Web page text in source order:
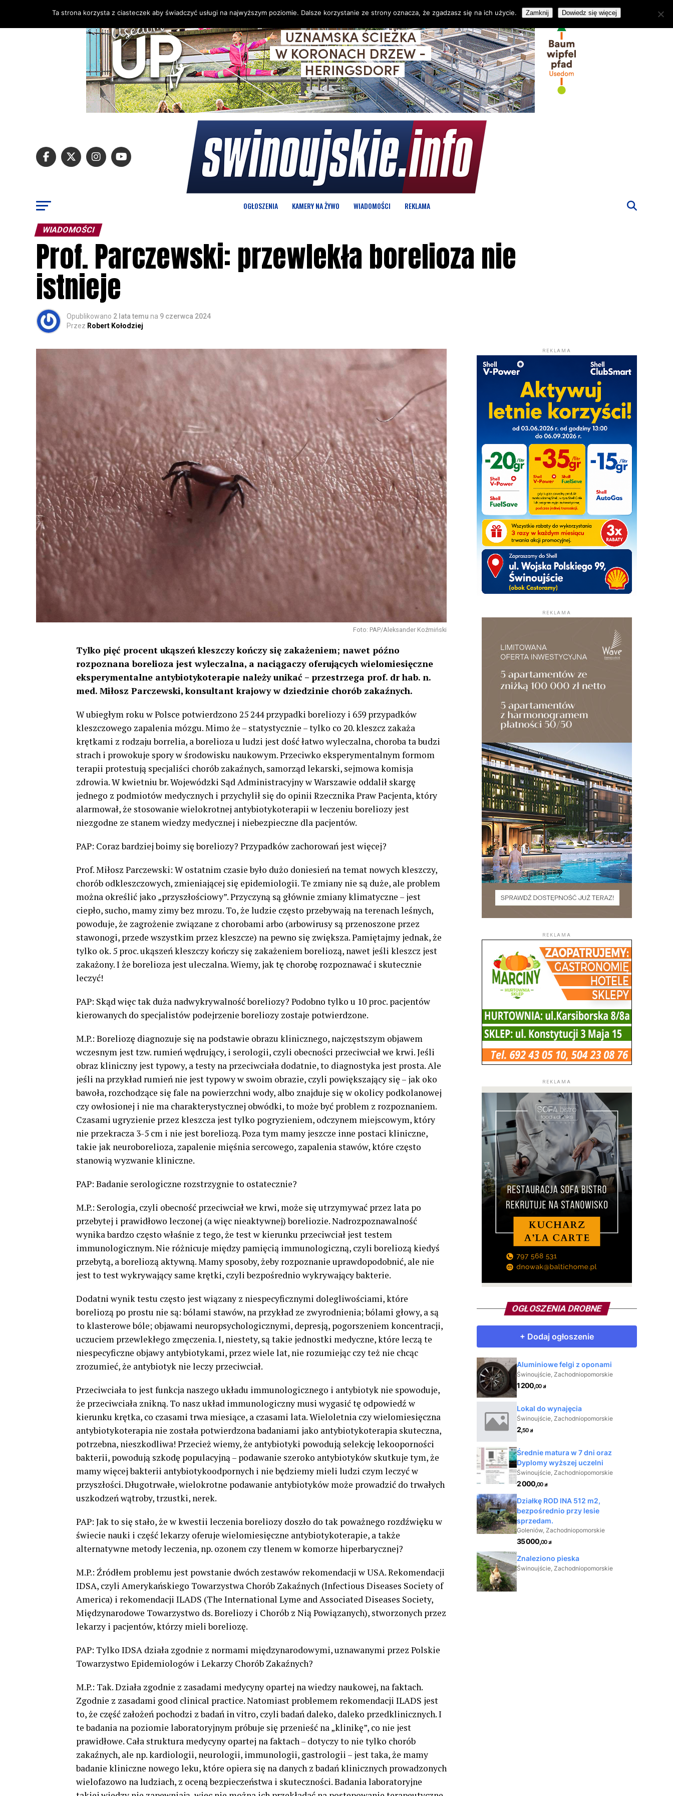
OGŁOSZENIA KAMERY NA ŻYWO WIADOMOŚCI REKLAMA
WIADOMOŚCI
Prof. Parczewski: przewlekła borelioza nie
istnieje
Opublikowano 2 lata temu na 9 czerwca 2024
Przez Robert Kołodziej
Foto: PAP/Aleksander Koźmiński
Tylko pięć procent ukąszeń kleszczy kończy się zakażeniem; nawet późno
rozpoznana borelioza jest wyleczalna, a naciągaczy oferujących wielomiesięczne
eksperymentalne antybiotykoterapie należy unikać – przestrzega prof. dr hab. n.
med. Miłosz Parczewski, konsultant krajowy w dziedzinie chorób zakaźnych.
W ubiegłym roku w Polsce potwierdzono 25 244 przypadki boreliozy i 659 przypadków
kleszczowego zapalenia mózgu. Mimo że – statystycznie – tylko co 20. kleszcz zakaża
krętkami z rodzaju borrelia, a borelioza u ludzi jest dość łatwo wyleczalna, choroba ta budzi
strach i prowokuje spory w środowisku naukowym. Przeciwko eksperymentalnym formom
terapii protestują specjaliści chorób zakaźnych, samorząd lekarski, sejmowa komisja
zdrowia. W kwietniu br. Wojewódzki Sąd Administracyjny w Warszawie oddalił skargę
jednego z podmiotów medycznych i przychylił się do opinii Rzecznika Praw Pacjenta, który
alarmował, że stosowanie wielokrotnej antybiotykoterapii w leczeniu boreliozy jest
niezgodne ze stanem wiedzy medycznej i niebezpieczne dla pacjentów.
PAP: Coraz bardziej boimy się boreliozy? Przypadków zachorowań jest więcej?
Prof. Miłosz Parczewski: W ostatnim czasie było dużo doniesień na temat nowych kleszczy,
chorób odkleszczowych, zmieniającej się epidemiologii. Te zmiany nie są duże, ale problem
można określić jako „przyszłościowy”. Przyczyną są głównie zmiany klimatyczne – jest
ciepło, sucho, mamy zimy bez mrozu. To, że ludzie często przebywają na terenach leśnych,
powoduje, że zagrożenie związane z chorobami arbo (arbowirusy są przenoszone przez
stawonogi, przede wszystkim przez kleszcze) na pewno się zwiększa. Pamiętajmy jednak, że
tylko ok. 5 proc. ukąszeń kleszczy kończy się zakażeniem boreliozą, nawet jeśli kleszcz jest
zakażony. I że borelioza jest uleczalna. Wiemy, jak tę chorobę rozpoznawać i skutecznie
leczyć!
PAP: Skąd więc tak duża nadwykrywalność boreliozy? Podobno tylko u 10 proc. pacjentów
kierowanych do specjalistów podejrzenie boreliozy zostaje potwierdzone.
M.P.: Boreliozę diagnozuje się na podstawie obrazu klinicznego, najczęstszym objawem
wczesnym jest tzw. rumień wędrujący, i serologii, czyli obecności przeciwciał we krwi. Jeśli
obraz kliniczny jest typowy, a testy na przeciwciała dodatnie, to diagnostyka jest prosta. Ale
jeśli na przykład rumień nie jest typowy w swoim obrazie, czyli powiększający się – jak oko
bawoła, rozchodzące się fale na powierzchni wody, albo znajduje się w okolicy podkolanowej
czy owłosionej i nie ma charakterystycznej obwódki, to może być problem z rozpoznaniem.
Czasami ugryzienie przez kleszcza jest tylko pogryzieniem, odczynem miejscowym, który
nie przekracza 3-5 cm i nie jest boreliozą. Poza tym mamy jeszcze inne postaci kliniczne,
takie jak neuroborelioza, zapalenie mięśnia sercowego, zapalenia stawów, które często
stanowią wyzwanie kliniczne.
PAP: Badanie serologiczne rozstrzygnie to ostatecznie?
M.P.: Serologia, czyli obecność przeciwciał we krwi, może się utrzymywać przez lata po
przebytej i prawidłowo leczonej (a więc nieaktywnej) boreliozie. Nadrozpoznawalność
wynika bardzo często właśnie z tego, że test w kierunku przeciwciał jest testem
immunologicznym. Nie różnicuje między pamięcią immunologiczną, czyli boreliozą kiedyś
przebytą, a boreliozą aktywną. Mamy sposoby, żeby rozpoznanie uprawdopodobnić, ale nie
jest to test wykrywający same krętki, czyli bezpośrednio wykrywający bakterie.
Dodatni wynik testu często jest wiązany z niespecyficznymi dolegliwościami, które
boreliozą po prostu nie są: bólami stawów, na przykład ze zwyrodnienia; bólami głowy, a są
to klasterowe bóle; objawami neuropsychologicznymi, depresją, pogorszeniem koncentracji,
uczuciem przewlekłego zmęczenia. I, niestety, są takie jednostki medyczne, które leczą te
niespecyficzne objawy antybiotykami, przez wiele lat, nie rozumiejąc czy też nie chcąc
zrozumieć, że antybiotyk nie leczy przeciwciał.
Przeciwciała to jest funkcja naszego układu immunologicznego i antybiotyk nie spowoduje,
że przeciwciała znikną. To nasz układ immunologiczny musi wygasić tę odpowiedź w
kierunku krętka, co czasami trwa miesiące, a czasami lata. Wieloletnia czy wielomiesięczna
antybiotykoterapia nie została potwierdzona badaniami jako antybiotykoterapia skuteczna,
potrzebna, nieszkodliwa! Przecież wiemy, że antybiotyki powodują selekcję lekooporności
bakterii, powodują szkodę populacyjną – podawanie szeroko antybiotyków skutkuje tym, że
mamy więcej bakterii antybiotykoodpornych i nie będziemy mieli ludzi czym leczyć w
przyszłości. Długotrwałe, wielokrotne podawanie antybiotyków może prowadzić do trwałych
uszkodzeń wątroby, trzustki, nerek.
PAP: Jak to się stało, że w kwestii leczenia boreliozy doszło do tak poważnego rozdźwięku w
świecie nauki i część lekarzy oferuje wielomiesięczne antybiotykoterapie, a także
alternatywne metody leczenia, np. ozonem czy tlenem w komorze hiperbarycznej?
M.P.: Źródłem problemu jest powstanie dwóch zestawów rekomendacji w USA. Rekomendacji
IDSA, czyli Amerykańskiego Towarzystwa Chorób Zakaźnych (Infectious Diseases Society of
America) i rekomendacji ILADS (The International Lyme and Associated Diseases Society,
Międzynarodowe Towarzystwo ds. Boreliozy i Chorób z Nią Powiązanych), stworzonych przez
lekarzy i pacjentów, którzy mieli boreliozę.
PAP: Tylko IDSA działa zgodnie z normami międzynarodowymi, uznawanymi przez Polskie
Towarzystwo Epidemiologów i Lekarzy Chorób Zakaźnych?
M.P.: Tak. Działa zgodnie z zasadami medycyny opartej na wiedzy naukowej, na faktach.
Zgodnie z zasadami good clinical practice. Natomiast problemem rekomendacji ILADS jest
to, że część założeń pochodzi z badań in vitro, czyli badań daleko, daleko przedklinicznych. I
te badania na poziomie laboratoryjnym próbuje się przenieść na „klinikę”, co nie jest
prawidłowe. Cała struktura medycyny opartej na faktach – dotyczy to nie tylko chorób
zakaźnych, ale np. kardiologii, neurologii, immunologii, gastrologii – jest taka, że mamy
badanie kliniczne nowego leku, które opiera się na danych z badań klinicznych prowadzonych
wielofazowo na ludziach, z oceną bezpieczeństwa i skuteczności. Badania laboratoryjne
REKLAMA
REKLAMA
REKLAMA
REKLAMA
OGŁOSZENIA DROBNE
Ta strona korzysta z ciasteczek aby świadczyć usługi na najwyższym poziomie. Dalsze korzystanie ze strony oznacza, że zgadzasz się na ich użycie. Zamknij Dowiedz się więcej